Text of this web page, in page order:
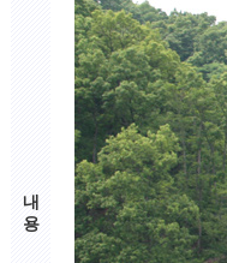
내
용